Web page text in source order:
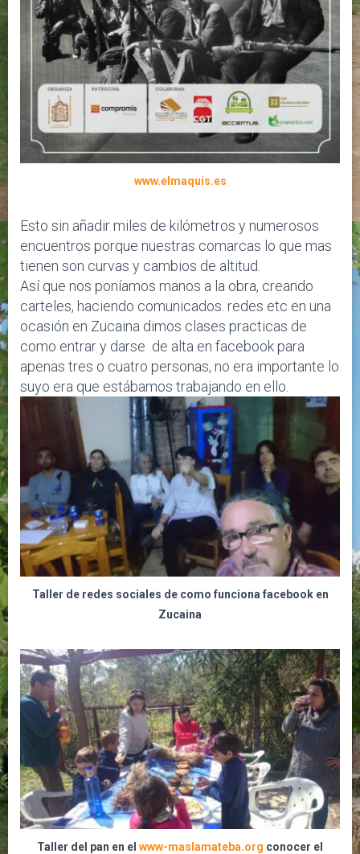
www.elmaquis.es
Esto sin añadir miles de kilómetros y numerosos
encuentros porque nuestras comarcas lo que mas
tienen son curvas y cambios de altitud.
Así que nos poníamos manos a la obra, creando
carteles, haciendo comunicados. redes etc en una
ocasión en Zucaina dimos clases practicas de
como entrar y darse de alta en facebook para
apenas tres o cuatro personas, no era importante lo
suyo era que estábamos trabajando en ello.
Taller de redes sociales de como funciona facebook en
Zucaina
Taller del pan en el www-maslamateba.org conocer el